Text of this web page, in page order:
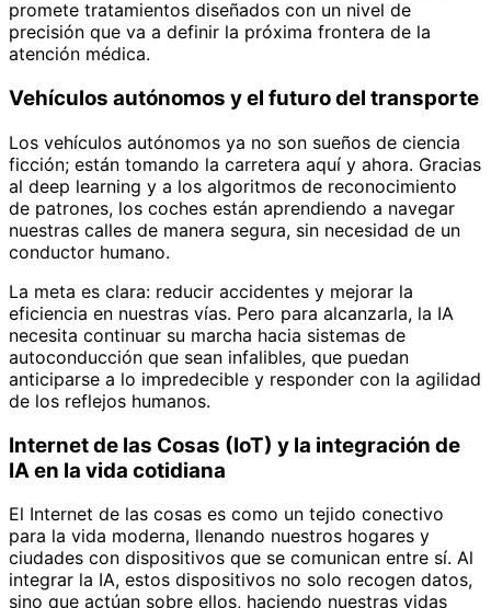
promete tratamientos diseñados con un nivel de
precisión que va a definir la próxima frontera de la
atención médica.
Vehículos autónomos y el futuro del transporte
Los vehículos autónomos ya no son sueños de ciencia
ficción; están tomando la carretera aquí y ahora. Gracias
al deep learning y a los algoritmos de reconocimiento
de patrones, los coches están aprendiendo a navegar
nuestras calles de manera segura, sin necesidad de un
conductor humano.
La meta es clara: reducir accidentes y mejorar la
eficiencia en nuestras vías. Pero para alcanzarla, la IA
necesita continuar su marcha hacia sistemas de
autoconducción que sean infalibles, que puedan
anticiparse a lo impredecible y responder con la agilidad
de los reflejos humanos.
Internet de las Cosas (IoT) y la integración de
IA en la vida cotidiana
El Internet de las cosas es como un tejido conectivo
para la vida moderna, llenando nuestros hogares y
ciudades con dispositivos que se comunican entre sí. Al
integrar la IA, estos dispositivos no solo recogen datos,
sino que actúan sobre ellos, haciendo nuestras vidas